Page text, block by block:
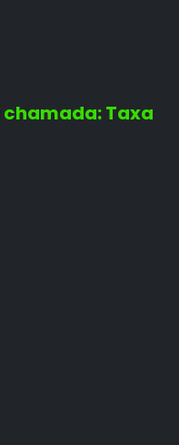
chamada: Taxa